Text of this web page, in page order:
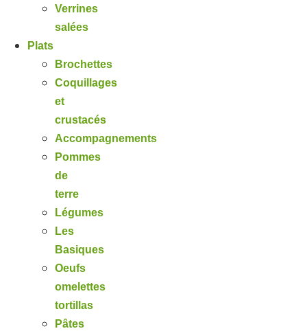
Verrines
salées
Plats
Brochettes
Coquillages
et
crustacés
Accompagnements
Pommes
de
terre
Légumes
Les
Basiques
Oeufs
omelettes
tortillas
Pâtes